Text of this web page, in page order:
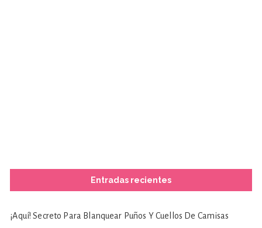
Entradas recientes
¡Aquí! Secreto Para Blanquear Puños Y Cuellos De Camisas